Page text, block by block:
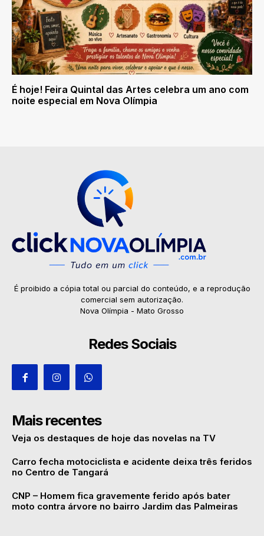
É hoje! Feira Quintal das Artes celebra um ano com
noite especial em Nova Olímpia
É proibido a cópia total ou parcial do conteúdo, e a reprodução
comercial sem autorização.
Nova Olímpia - Mato Grosso
Redes Sociais
Mais recentes
Veja os destaques de hoje das novelas na TV
Carro fecha motociclista e acidente deixa três feridos
no Centro de Tangará
CNP – Homem fica gravemente ferido após bater
moto contra árvore no bairro Jardim das Palmeiras